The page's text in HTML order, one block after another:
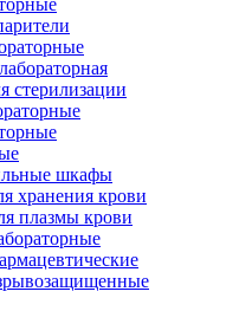
стерилизации
шкафы
хранения крови
плазмы крови